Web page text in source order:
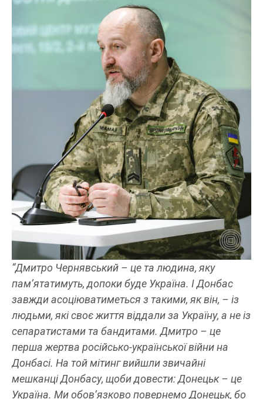
“Дмитро Чернявський – це та людина, яку
пам’ятатимуть, допоки буде Україна. І Донбас
завжди асоціюватиметься з такими, як він, – із
людьми, які своє життя віддали за Україну, а не із
сепаратистами та бандитами. Дмитро – це
перша жертва російсько-української війни на
Донбасі. На той мітинг вийшли звичайні
мешканці Донбасу, щоби довести: Донецьк – це
Україна. Ми обов’язково повернемо Донецьк, бо